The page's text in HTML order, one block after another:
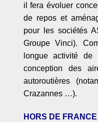
il fera évoluer
de repos et
pour les sociétés
Groupe Vinci).
longue activité de
conception des
autoroutières
Crazannes …).
HORS DE